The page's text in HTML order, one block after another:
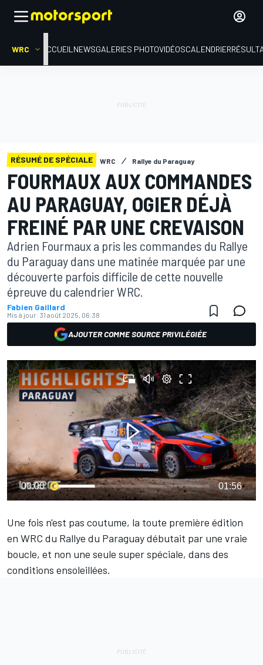
WRC ACCUEIL NEWSGALERIES PHOTOVIDÉOSCALENDRIER
RÉSUMÉ DE SPÉCIALE WRC Rallye du Paraguay
FOURMAUX AUX COMMANDES
AU PARAGUAY, OGIER DÉJÀ
FREINÉ PAR UNE CREVAISON
Adrien Fourmaux a pris les commandes du Rallye
du Paraguay dans une matinée marquée par une
découverte parfois difficile de cette nouvelle
épreuve du calendrier WRC.
Fabien Gaillard
Mis à jour: 31 août 2025, 06:38
AJOUTER COMME SOURCE PRIVILÉGIÉE
00:00 01:56
Une fois n'est pas coutume, la toute première édition
en WRC du Rallye du Paraguay débutait par une vraie
boucle, et non une seule super spéciale, dans des
conditions ensoleillées.